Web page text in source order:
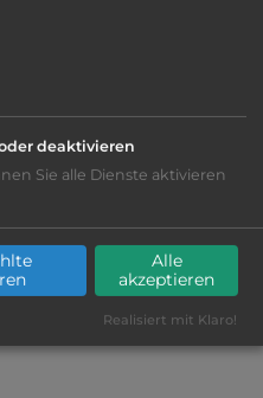
ruhig
deaktivieren
Sie alle Dienste aktivieren
Alle
akzeptieren
Realisiert mit Klaro!